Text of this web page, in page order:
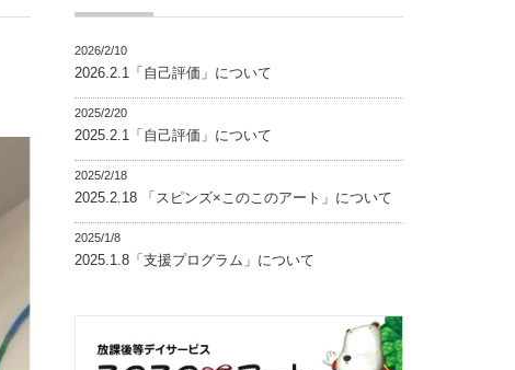
2026/2/10
2026.2.1「自己評価」について
2025/2/20
2025.2.1「自己評価」について
2025/2/18
2025.2.18 「スピンズ×このこのアート」について
2025/1/8
2025.1.8「支援プログラム」について